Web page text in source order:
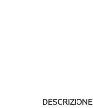
DESCRIZIONE